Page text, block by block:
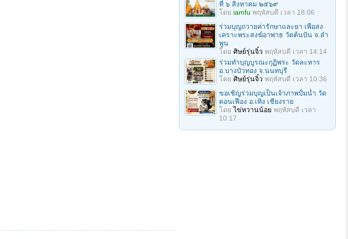
ที่ ๖ สิงหาคม ๒๕๖๙
โดย iamfu พฤหัสบดี เวลา 18:06
ร่วมบุญถวายค่ารักษาและยา เพื่อสง
เคราะพระสงฆ์อาพาธ วัดต้นปัน จ.ลํา
พูน
โดย ศิษย์รุ่นจิ๋ว พฤหัสบดี เวลา 14:14
ร่วมทําบุญบูรณะกุฏิพระ วัดละหาร
อ.บางบัวทอง จ.นนทบุรี
โดย ศิษย์รุ่นจิ๋ว พฤหัสบดี เวลา 10:36
ขอเชิญร่วมบุญเป็นเจ้าภาพปั้มน้ำ วัด
ดอนเฟือง อ.เทิง เชียงราย
โดยไข่หวานน้อย พฤหัสบดี เวลา
10:17